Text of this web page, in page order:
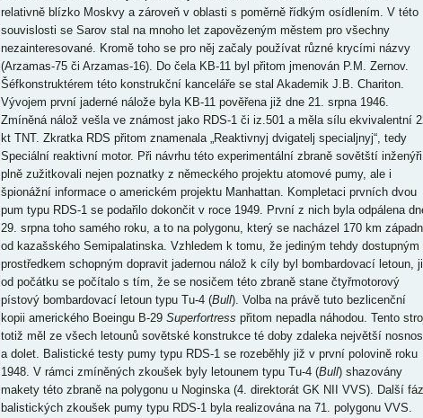
relativně blízko Moskvy a zároveň v oblasti s poměrně řídkým osídlením. V této
souvislosti se Sarov stal na mnoho let zapovězeným městem pro všechny
nezainteresované. Kromě toho se pro něj začaly používat různé krycími názvy
(Arzamas-75 či Arzamas-16). Do čela KB-11 byl přitom jmenován P.M. Zernov.
Šéfkonstruktérem této konstrukční kanceláře se stal Akademik J.B. Chariton.
Vývojem první jaderné nálože byla KB-11 pověřena již dne 21. srpna 1946.
Zmíněná nálož vešla ve známost jako RDS-1 či iz.501 a měla sílu ekvivalentní
kt TNT. Zkratka RDS přitom znamenala „Reaktivnyj dvigatelj specialjnyj“, tedy
Speciální reaktivní motor. Při návrhu této experimentální zbraně sovětští inženýři
plně zužitkovali nejen poznatky z německého projektu atomové pumy, ale i
špionážní informace o americkém projektu Manhattan. Kompletaci prvních dvou
pum typu RDS-1 se podařilo dokončit v roce 1949. První z nich byla odpálena
29. srpna toho samého roku, a to na polygonu, který se nacházel 170 km
od kazašského Semipalatinska. Vzhledem k tomu, že jediným tehdy dostupným
prostředkem schopným dopravit jadernou nálož k cíly byl bombardovací letoun,
od počátku se počítalo s tím, že se nosičem této zbraně stane čtyřmotorový
pístový bombardovací letoun typu Tu-4 (Bull). Volba na právě tuto bezlicenční
kopii amerického Boeingu B-29 Superfortress přitom nepadla náhodou. Tento
totiž měl ze všech letounů sovětské konstrukce té doby zdaleka největší
a dolet. Balistické testy pumy typu RDS-1 se rozeběhly již v první polovině roku
1948. V rámci zmíněných zkoušek byly letounem typu Tu-4 (Bull) shazovány
makety této zbraně na polygonu u Noginska (4. direktorát GK NII VVS). Další
balistických zkoušek pumy typu RDS-1 byla realizována na 71. polygonu VVS.